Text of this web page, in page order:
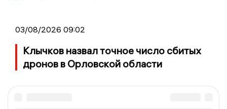
03/08/2026 09:02
Клычков назвал точное число сбитых
дронов в Орловской области